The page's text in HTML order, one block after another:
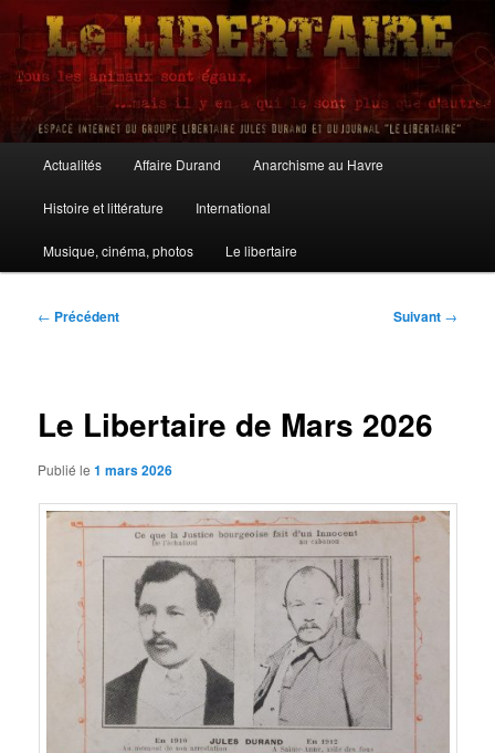
Aller
contenu
principalLe Libertaire
principal
Actualités Affaire Durand Anarchisme au Havre
Histoire et littérature International
Musique, cinéma, photos Le libertaire
Navigation
← Précédent Suivant →
Le Libertaire de Mars 2026
Publié le1 mars 2026